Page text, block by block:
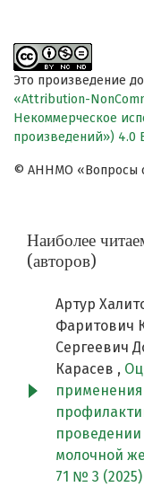
Это произведение
«Attribution-
Некоммерческое
произведений») 4.0
© АННМО «Вопросы
Наиболее
(авторов)
Артур
Фаритович
Сергеевич
Карасев ,
проведении
молочной
71 № 3 (2025)